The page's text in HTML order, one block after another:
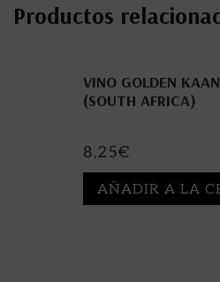
Productos
VINO GOLDEN
(SOUTH AFRICA)
8,25€
AÑADIR A LA